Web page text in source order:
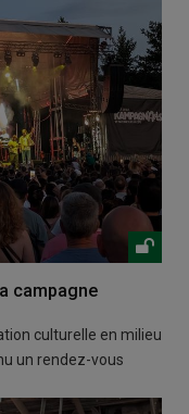
campagne
culturelle en milieu
un rendez-vous